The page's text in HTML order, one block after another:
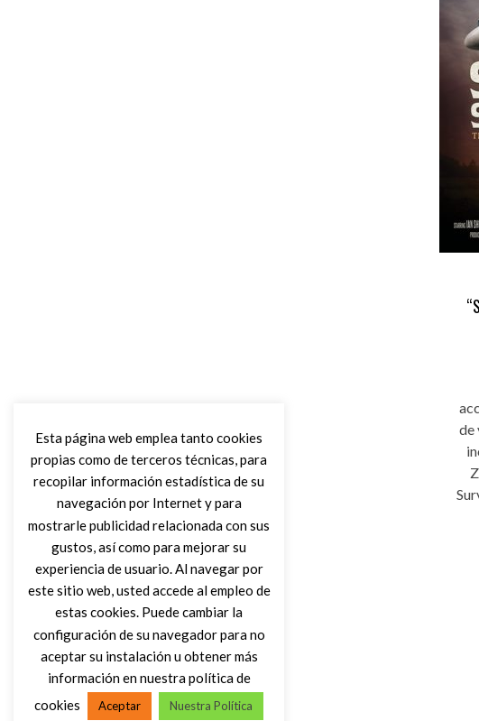
de
(C) DIRTY ROCK MAGAZINE
Esta página web emplea tanto cookies
propias como de terceros técnicas, para
recopilar información estadística de su
navegación por Internet y para
mostrarle publicidad relacionada con sus
gustos, así como para mejorar su
experiencia de usuario. Al navegar por
este sitio web, usted accede al empleo de
estas cookies. Puede cambiar la
configuración de su navegador para no
aceptar su instalación u obtener más
información en nuestra política de
cookies
Aceptar Nuestra Política